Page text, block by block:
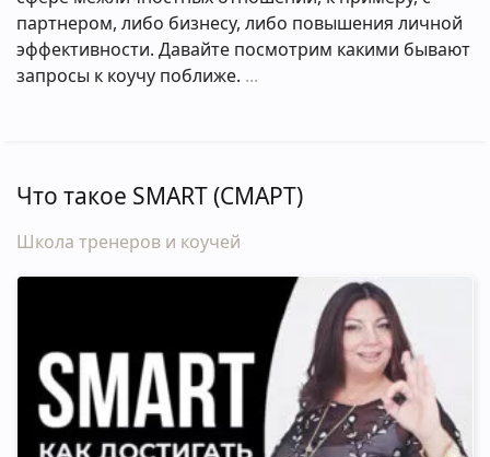
партнером, либо бизнесу, либо повышения личной
эффективности. Давайте посмотрим какими бывают
запросы к коучу поближе.
Что такое SMART (СМАРТ)
Школа тренеров и коучей